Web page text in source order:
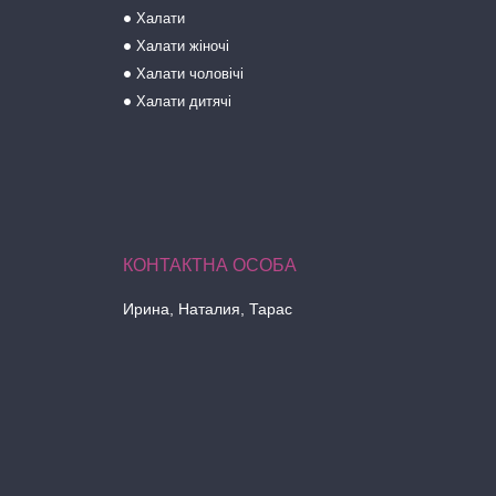
Халати
Халати жіночі
Халати чоловічі
Халати дитячі
Ирина, Наталия, Тарас